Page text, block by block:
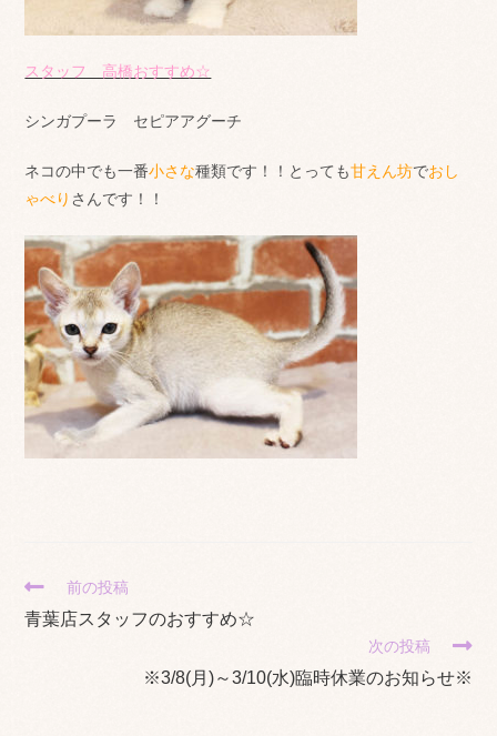
スタッフ 高橋おすすめ☆
シンガプーラ セピアアグーチ
ネコの中でも一番小さな種類です！！とっても甘えん坊でおし
ゃべり さんです！！
そ
の
他
前の投稿
青葉店スタッフのおすすめ☆
次の投稿
※3/8(月)～3/10(水)臨時休業のお知らせ※